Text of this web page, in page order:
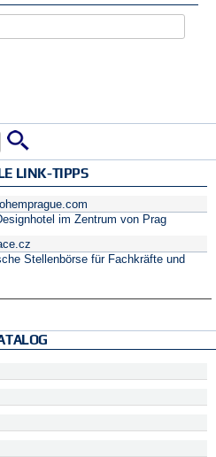
LINK-TIPPS
im Zentrum von Prag
Stellenbörse für Fachkräfte und